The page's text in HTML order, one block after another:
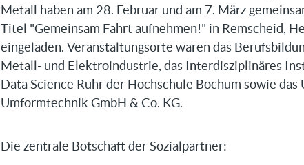
Metall haben am 28. Februar und am 7. März
Titel "Gemeinsam Fahrt aufnehmen!" in Remscheid,
eingeladen. Veranstaltungsorte waren das
Metall- und Elektroindustrie, das Interdisziplinäres
Data Science Ruhr der Hochschule Bochum sowie das
Umformtechnik GmbH & Co. KG.
Die zentrale Botschaft der Sozialpartner: